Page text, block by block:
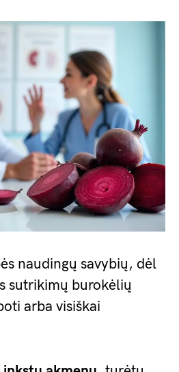
naudingų savybių, dėl
sutrikimų burokėlių
arba visiškai